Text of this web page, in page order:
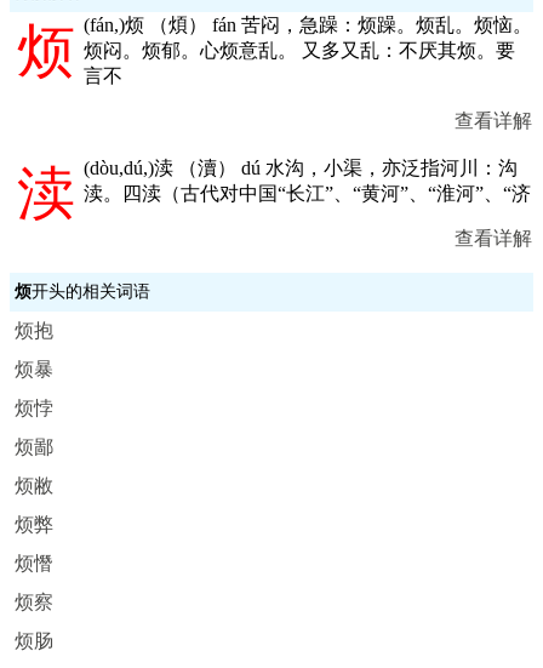
烦 (fán,)烦 （煩） fán 苦闷，急躁：烦躁。烦乱。烦恼。
烦闷。烦郁。心烦意乱。 又多又乱：不厌其烦。要
言不
查看详解
渎 (dòu,dú,)渎 （瀆） dú 水沟，小渠，亦泛指河川：沟
渎。四渎（古代对中国“长江”、“黄河”、“淮河”、“济
查看详解
烦开头的相关词语
烦抱
烦暴
烦悖
烦鄙
烦敝
烦弊
烦憯
烦察
烦肠